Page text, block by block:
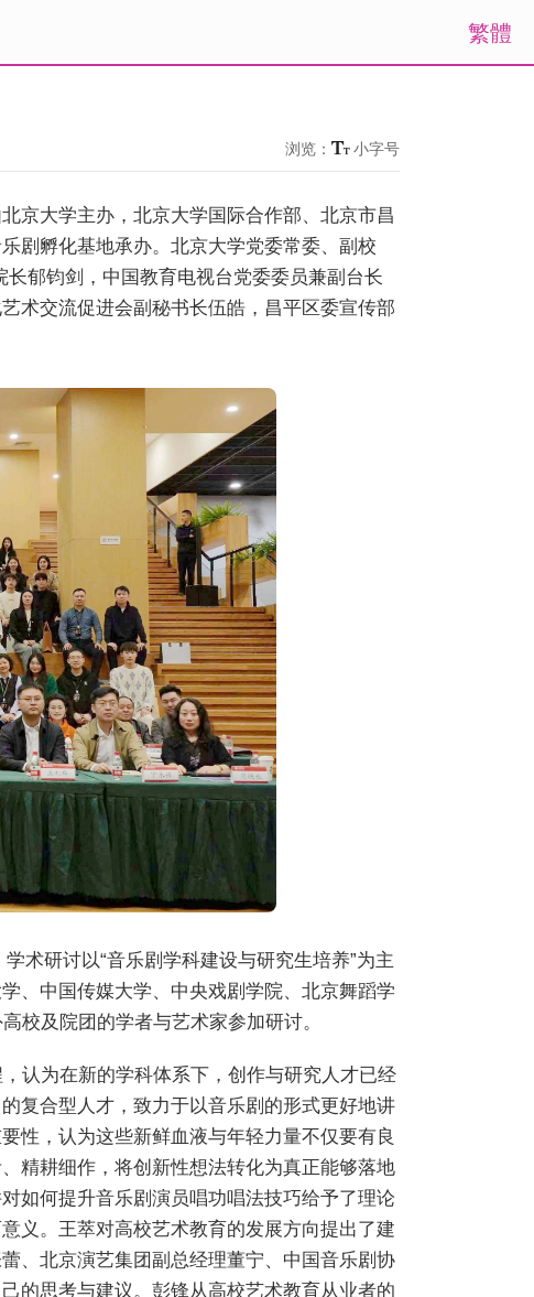
繁體
浏览： 小字号
京大学主办，北京大学国际合作部、北京市昌
剧孵化基地承办。北京大学党委常委、副校
郁钧剑，中国教育电视台党委委员兼副台长
术交流促进会副秘书长伍皓，昌平区委宣传部
术研讨以“音乐剧学科建设与研究生培养”为主
、中国传媒大学、中央戏剧学院、北京舞蹈学
校及院团的学者与艺术家参加研讨。
认为在新的学科体系下，创作与研究人才已经
复合型人才，致力于以音乐剧的形式更好地讲
性，认为这些新鲜血液与年轻力量不仅要有良
精耕细作，将创新性想法转化为真正能够落地
如何提升音乐剧演员唱功唱法技巧给予了理论
义。王萃对高校艺术教育的发展方向提出了建
、北京演艺集团副总经理董宁、中国音乐剧协
的思考与建议。彭锋从高校艺术教育从业者的